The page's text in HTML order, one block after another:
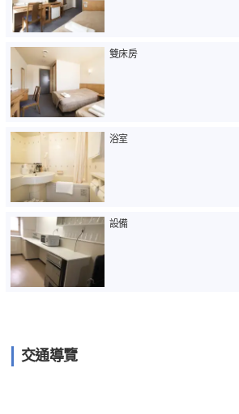
雙床房
浴室
設備
交通導覽